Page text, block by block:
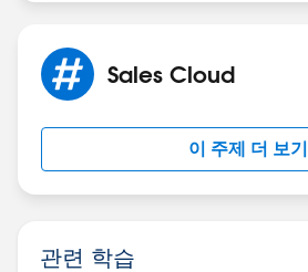
Sales Cloud
이 주제 더 보기
관련 학습